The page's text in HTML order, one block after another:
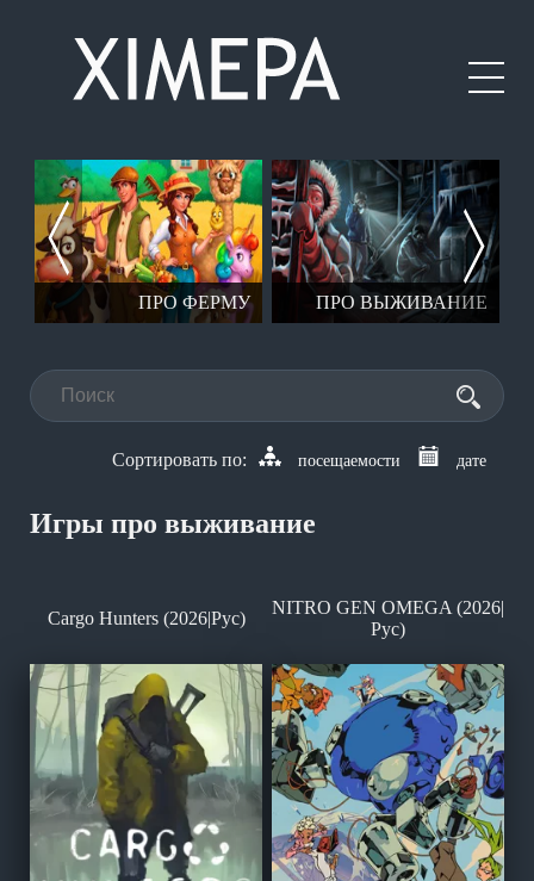
ПРО ФЕРМУ ПРО ВЫЖИВАНИЕ
дате
посещаемости
Игры про выживание
Cargo Hunters (2026|Рус)
NITRO GEN OMEGA (2026|
Рус)